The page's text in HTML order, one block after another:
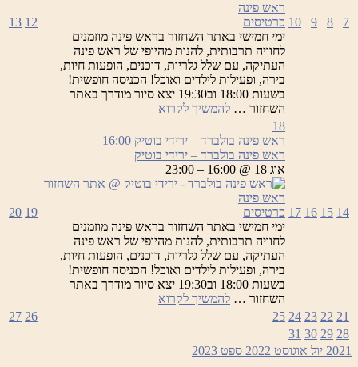
7
8
9
10 כרטיסים
ימי חמישי באתר השחזור בראש פינה מוזמנים
לחוויה תרבותית, להנות מהיופי של ראש פינה
העתיקה, עם שלל גלריות, דוכנים, הופעות חיות,
בירה, ופעילות לילדים ואוכל! הכניסה חופשית!
בשעות 18:00 וב19:30 יצא סיור מודרך באתר
השחזור … להמשיך לקרוא
בולברד
–
ירידי
בוטיק
12
13
14
15
16
17
18
ראש פינה בולברד – ירידי בוטיק 16:00
ראש פינה בולברד – ירידי בוטיק
אוג 18 @ 16:00 – 23:00
כרטיסים
ימי חמישי באתר השחזור בראש פינה מוזמנים
לחוויה תרבותית, להנות מהיופי של ראש פינה
העתיקה, עם שלל גלריות, דוכנים, הופעות חיות,
בירה, ופעילות לילדים ואוכל! הכניסה חופשית!
בשעות 18:00 וב19:30 יצא סיור מודרך באתר
השחזור … להמשיך לקרוא
19
20
21
22
23
24
25
26
27
28
29
30
31
2021 יול אוגוסט 2022 ספט 2023